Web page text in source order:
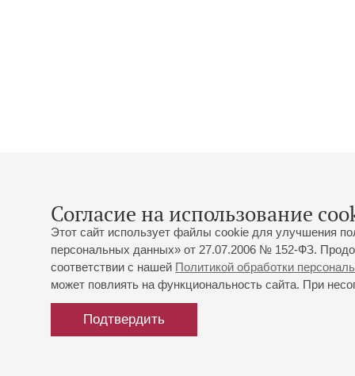
Согласие на использование
Этот сайт использует файлы cookie для улучшения
персональных данных» от 27.07.2006 № 152-ФЗ.
соответствии с нашей Политикой обработки
может повлиять на функциональность сайта. При
Подтвердить